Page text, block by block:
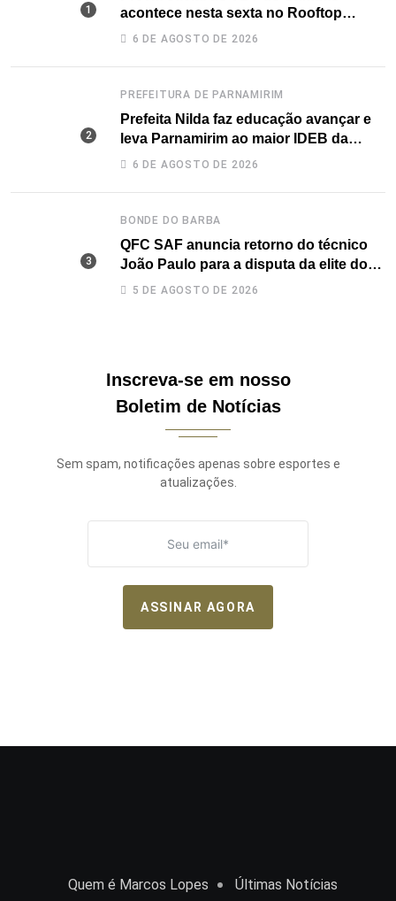
acontece nesta sexta no Rooftop
Dunas
6 DE AGOSTO DE 2026
PREFEITURA DE PARNAMIRIM
Prefeita Nilda faz educação avançar e
leva Parnamirim ao maior IDEB da
história dos anos iniciais
6 DE AGOSTO DE 2026
BONDE DO BARBA
QFC SAF anuncia retorno do técnico
João Paulo para a disputa da elite do
Campeonato Potiguar
5 DE AGOSTO DE 2026
Inscreva-se em nosso
Boletim de Notícias
Sem spam, notificações apenas sobre esportes e
atualizações.
ASSINAR AGORA
Quem é Marcos Lopes Últimas Notícias